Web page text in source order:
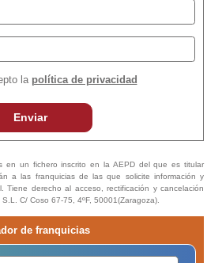
la política de privacidad
Enviar
en un fichero inscrito en la AEPD del que es titular
a las franquicias de las que solicite información y
Tiene derecho al acceso, rectificación y cancelación
C/ Coso 67-75, 4ºF, 50001(Zaragoza).
de franquicias